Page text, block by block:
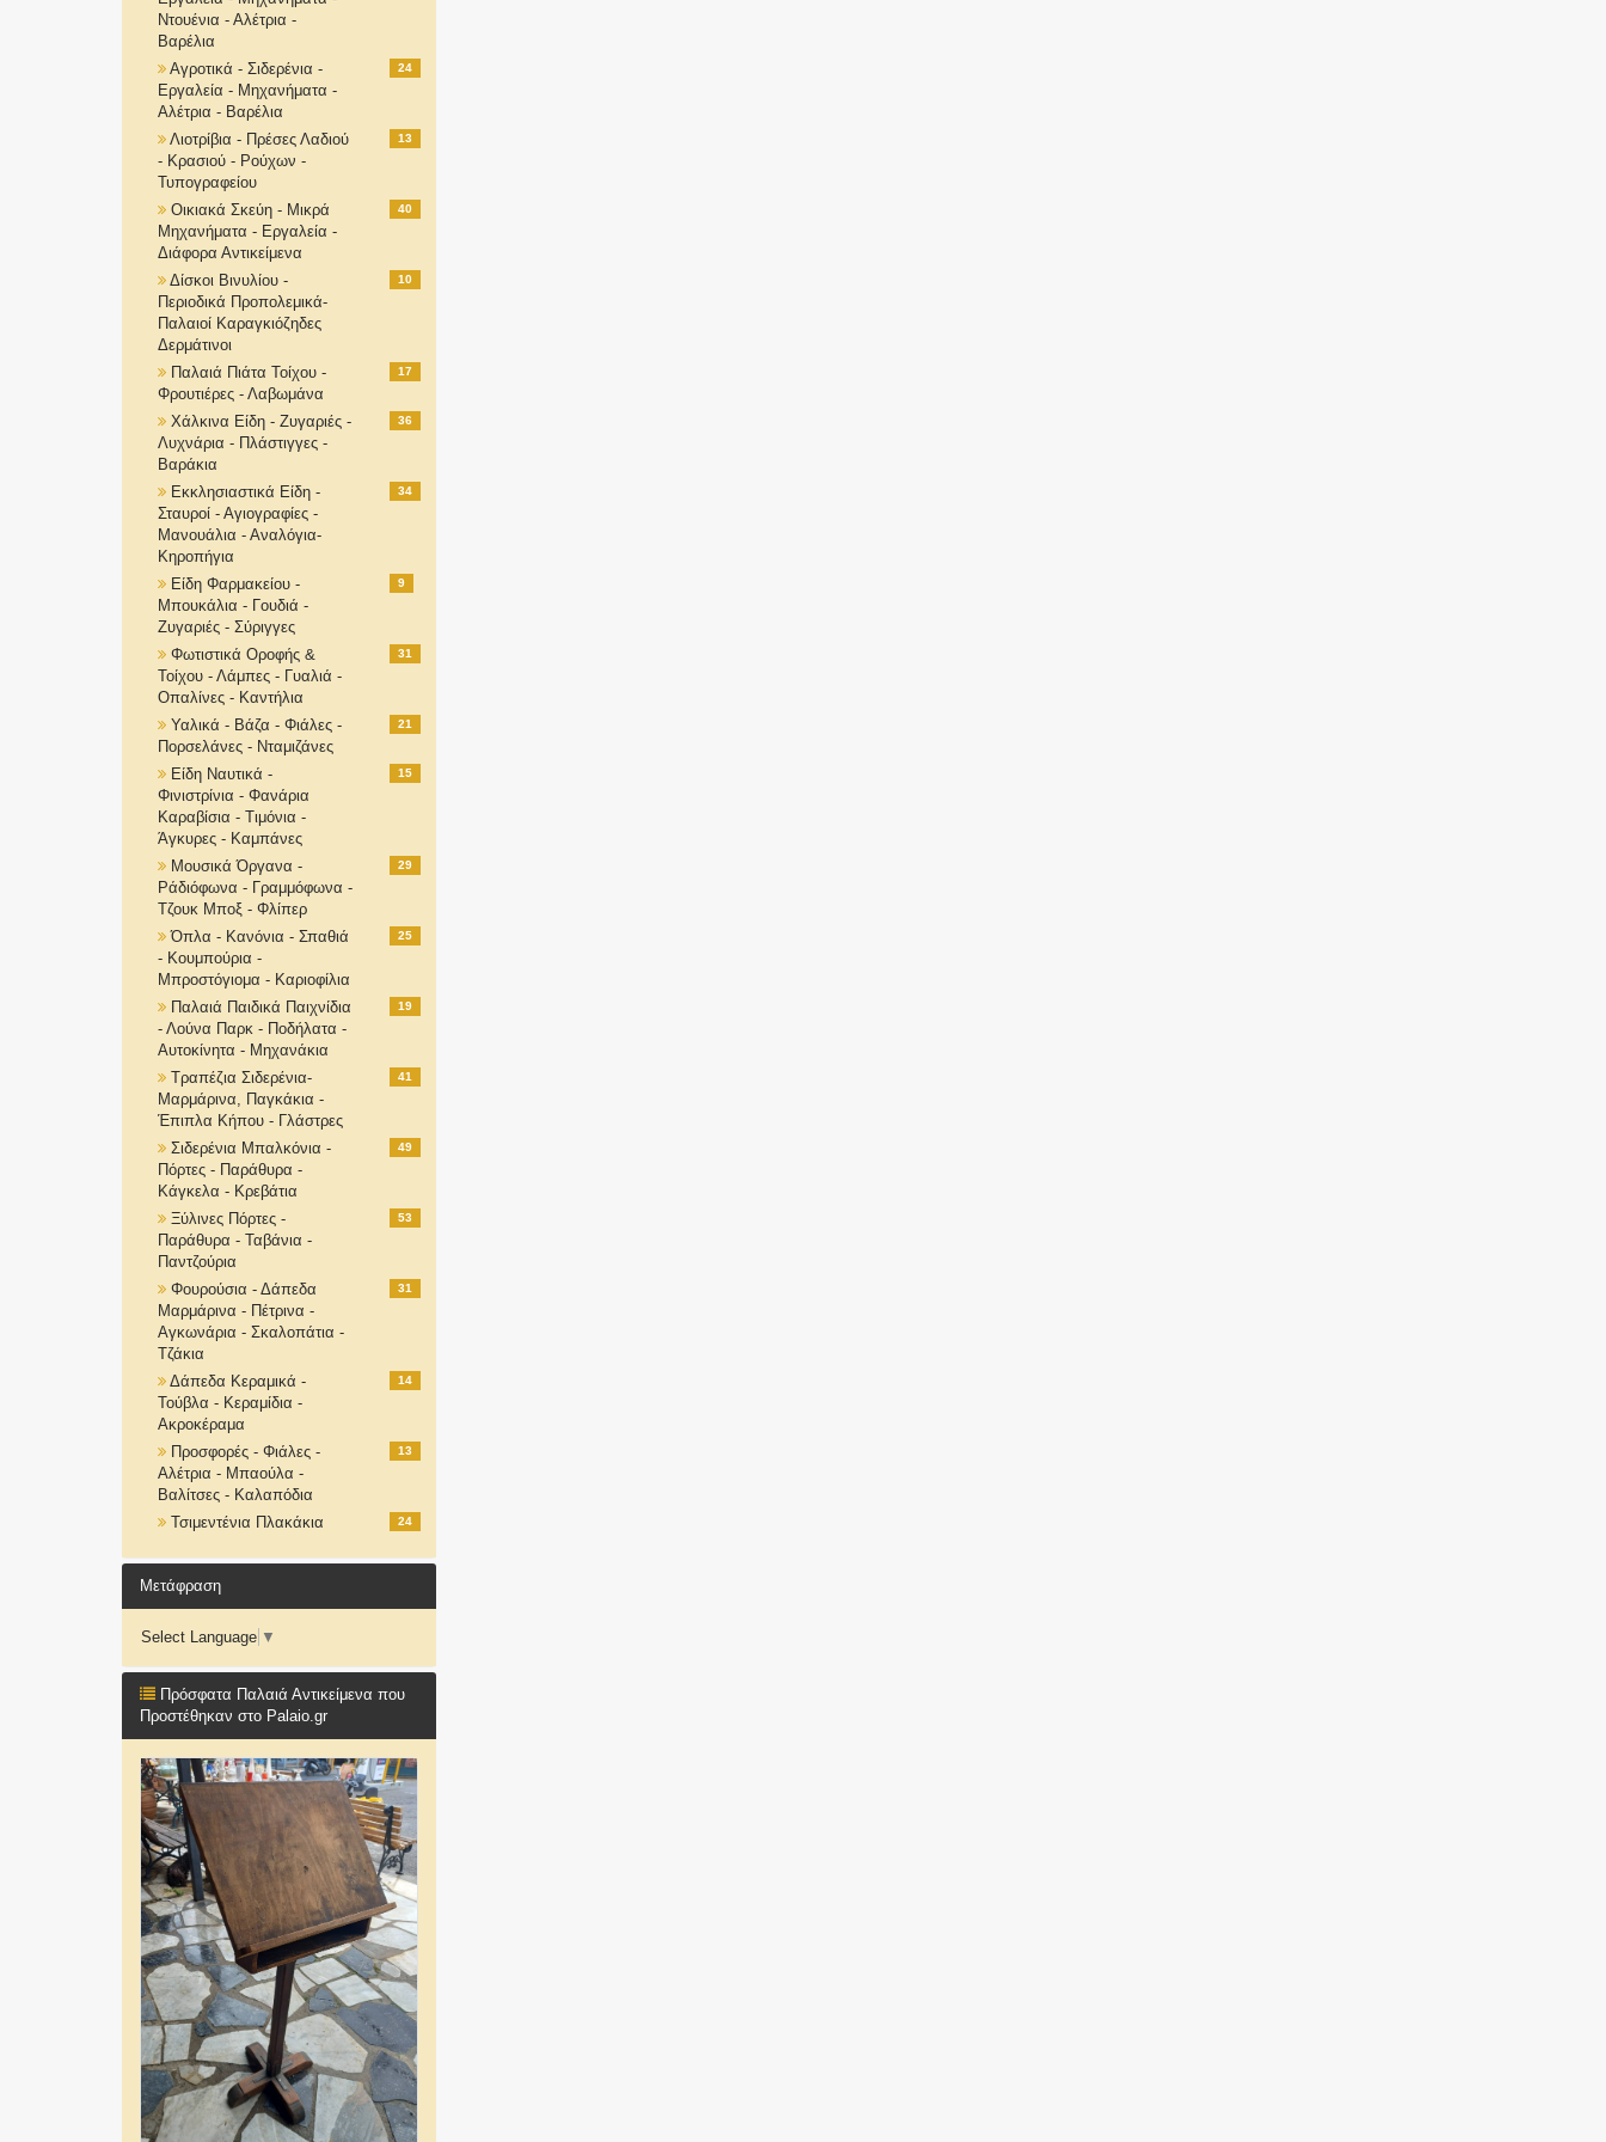
Ντουένια - Αλέτρια -
Βαρέλια
Αγροτικά - Σιδερένια -
Εργαλεία - Μηχανήματα -
Αλέτρια - Βαρέλια
24
Λιοτρίβια - Πρέσες Λαδιού
- Κρασιού - Ρούχων -
Τυπογραφείου
13
Οικιακά Σκεύη - Μικρά
Μηχανήματα - Εργαλεία -
Διάφορα Αντικείμενα
40
Δίσκοι Βινυλίου -
Περιοδικά Προπολεμικά-
Παλαιοί Καραγκιόζηδες
Δερμάτινοι
10
Παλαιά Πιάτα Τοίχου -
Φρουτιέρες - Λαβωμάνα
17
Χάλκινα Είδη - Ζυγαριές -
Λυχνάρια - Πλάστιγγες -
Βαράκια
36
Εκκλησιαστικά Είδη -
Σταυροί - Αγιογραφίες -
Μανουάλια - Αναλόγια-
Κηροπήγια
34
Είδη Φαρμακείου -
Μπουκάλια - Γουδιά -
Ζυγαριές - Σύριγγες
9
Φωτιστικά Οροφής &
Τοίχου - Λάμπες - Γυαλιά -
Οπαλίνες - Καντήλια
31
Υαλικά - Βάζα - Φιάλες -
Πορσελάνες - Νταμιζάνες
21
Είδη Ναυτικά -
Φινιστρίνια - Φανάρια
Καραβίσια - Τιμόνια -
Άγκυρες - Καμπάνες
15
Μουσικά Όργανα -
Ράδιόφωνα - Γραμμόφωνα -
Τζουκ Μποξ - Φλίπερ
29
Όπλα - Κανόνια - Σπαθιά
- Κουμπούρια -
Μπροστόγιομα - Καριοφίλια
25
Παλαιά Παιδικά Παιχνίδια
- Λούνα Παρκ - Ποδήλατα -
Αυτοκίνητα - Μηχανάκια
19
Τραπέζια Σιδερένια-
Μαρμάρινα, Παγκάκια -
Έπιπλα Κήπου - Γλάστρες
41
Σιδερένια Μπαλκόνια -
Πόρτες - Παράθυρα -
Κάγκελα - Κρεβάτια
49
Ξύλινες Πόρτες -
Παράθυρα - Ταβάνια -
Παντζούρια
53
Φουρούσια - Δάπεδα
Μαρμάρινα - Πέτρινα -
Αγκωνάρια - Σκαλοπάτια -
Τζάκια
31
Δάπεδα Κεραμικά -
Τούβλα - Κεραμίδια -
Ακροκέραμα
14
Προσφορές - Φιάλες -
Αλέτρια - Μπαούλα -
Βαλίτσες - Καλαπόδια
13
Τσιμεντένια Πλακάκια 24
Μετάφραση
Select Language ▼
Πρόσφατα Παλαιά Αντικείμενα που
Προστέθηκαν στο Palaio.gr